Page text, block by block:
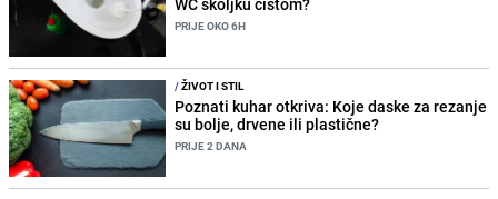
PRIJE OKO 6H
/ŽIVOT I STIL
Poznati kuhar otkriva: Koje daske za rezanje
su bolje, drvene ili plastične?
PRIJE 2 DANA